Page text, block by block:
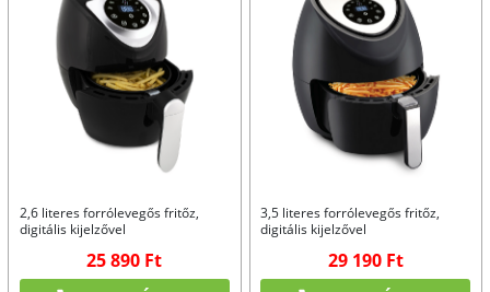
2,6 literes forrólevegős fritőz,
digitális kijelzővel
25 890 Ft
3,5 literes forrólevegős fritőz,
digitális kijelzővel
29 190 Ft